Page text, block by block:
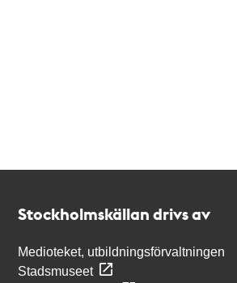
Stockholmskällan drivs av
Medioteket, utbildningsförvaltningen
Stadsmuseet